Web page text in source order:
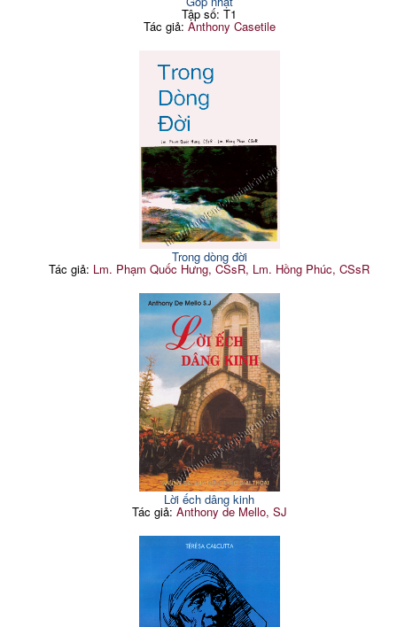
Tập số: T1
Tác giả: Anthony Casetile
Trong dòng đời
Tác giả: Lm. Phạm Quốc Hưng, CSsR, Lm. Hồng Phúc, CSsR
Lời ếch dâng kinh
Tác giả: Anthony de Mello, SJ